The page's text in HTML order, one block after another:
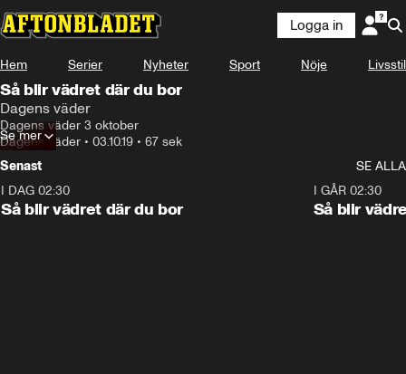
Logga in
Hem Serier Nyheter Sport Nöje Livsstil
Så blir vädret där du bor
Dagens väder
Dagens väder 3 oktober
Dagens väder • 03.10.19 • 67 sek
Se mer
Senast
SE ALLA
I DAG 02:30
Så blir vädret där du bor
I GÅR 02:30
Så blir